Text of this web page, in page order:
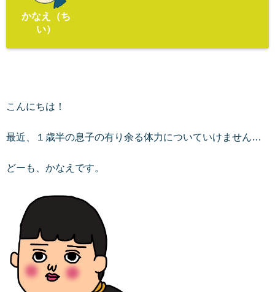
かなえ（ち
い）
こんにちは！
最近、１歳半の息子の有り余る体力についていけません…
どーも、かなえです。